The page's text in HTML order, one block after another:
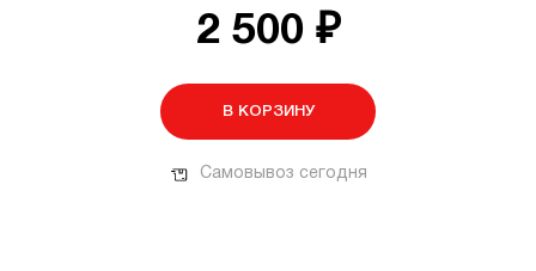
2 500 ₽
В КОРЗИНУ
Самовывоз сегодня